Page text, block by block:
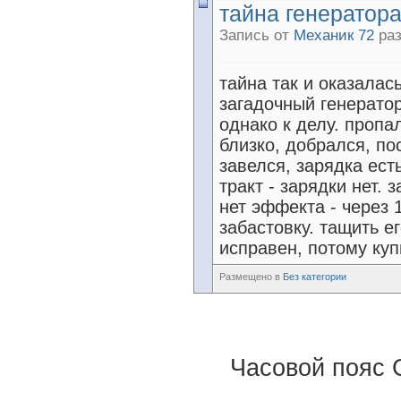
тайна
Запись от Механик 72
тайна так и
загадочный
однако к делу.
близко, добрался,
завелся, зарядка
тракт - зарядки нет.
нет эффекта - через
забастовку. тащить
исправен, потому
Размещено в Без категории
Часовой пояс